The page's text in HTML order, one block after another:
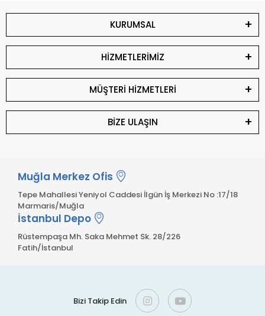
KURUMSAL
HİZMETLERİMİZ
MÜŞTERİ HİZMETLERİ
BİZE ULAŞIN
Muğla Merkez Ofis
Tepe Mahallesi Yeniyol Caddesi İlgün İş Merkezi No :17/18
Marmaris/Muğla
İstanbul Depo
Rüstempaşa Mh. Saka Mehmet Sk. 28/226
Fatih/İstanbul
Bizi Takip Edin